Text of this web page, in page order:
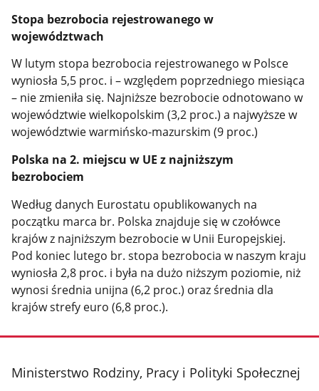
Stopa bezrobocia rejestrowanego w
województwach
W lutym stopa bezrobocia rejestrowanego w Polsce
wyniosła 5,5 proc. i – względem poprzedniego miesiąca
– nie zmieniła się. Najniższe bezrobocie odnotowano w
województwie wielkopolskim (3,2 proc.) a najwyższe w
województwie warmińsko-mazurskim (9 proc.)
Polska na 2. miejscu w UE z najniższym
bezrobociem
Według danych Eurostatu opublikowanych na
początku marca br. Polska znajduje się w czołówce
krajów z najniższym bezrobocie w Unii Europejskiej.
Pod koniec lutego br. stopa bezrobocia w naszym kraju
wyniosła 2,8 proc. i była na dużo niższym poziomie, niż
wynosi średnia unijna (6,2 proc.) oraz średnia dla
krajów strefy euro (6,8 proc.).
stopka
Ministerstwo Rodziny, Pracy i Polityki Społecznej